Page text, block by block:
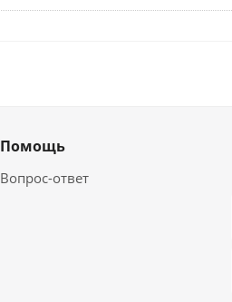
Помощь
Вопрос-ответ